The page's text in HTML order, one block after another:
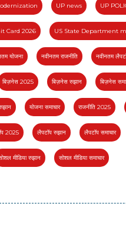
UP news UP
Card 2026 US State Department
योजना नवीनतम राजनीति नवीनतम
बिज़नेस 2025 बिज़नेस रुझान बिज़नेस
योजना समाचार राजनीति 2025
2025 लैपटॉप रुझान लैपटॉप समाचार
मीडिया रुझान सोशल मीडिया समाचार